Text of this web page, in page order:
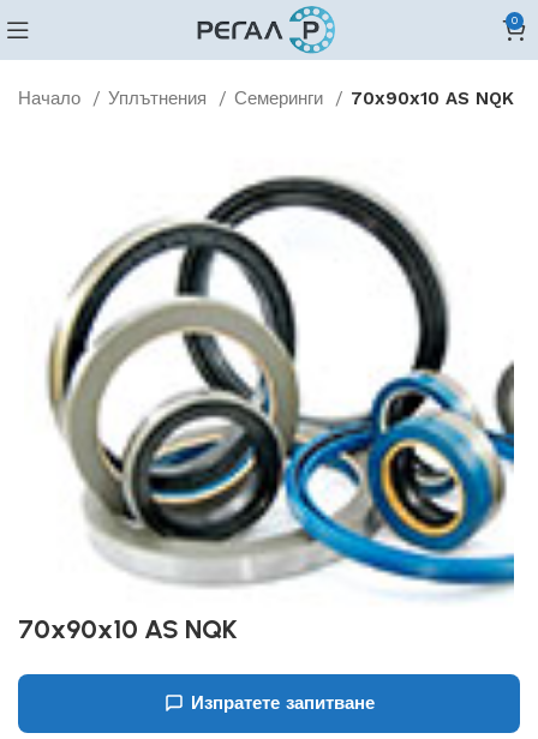
0
Начало Уплътнения Семеринги 70x90x10 AS NQK
70x90x10 AS NQK
Изпратете запитване